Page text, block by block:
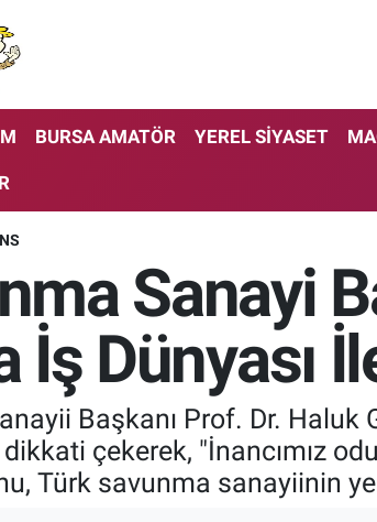
BURSA AMATÖR YEREL SİYASET
Sanayi
İş Dünyası
Başkanı Prof. Dr. Haluk
çekerek, "İnancımız
Türk savunma sanayiinin